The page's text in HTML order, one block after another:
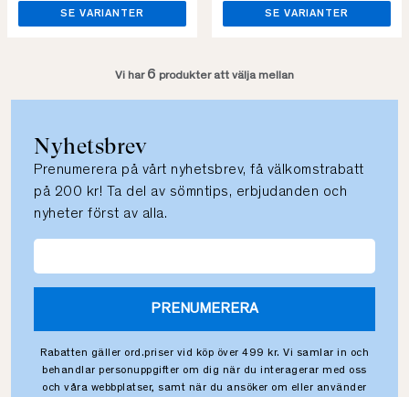
SE VARIANTER SE VARIANTER
Vi har 6 produkter att välja mellan
Nyhetsbrev
Prenumerera på vårt nyhetsbrev, få välkomstrabatt
på 200 kr! Ta del av sömntips, erbjudanden och
nyheter först av alla.
PRENUMERERA
Rabatten gäller ord.priser vid köp över 499 kr. Vi samlar in och
behandlar personuppgifter om dig när du interagerar med oss
och våra webbplatser, samt när du ansöker om eller använder